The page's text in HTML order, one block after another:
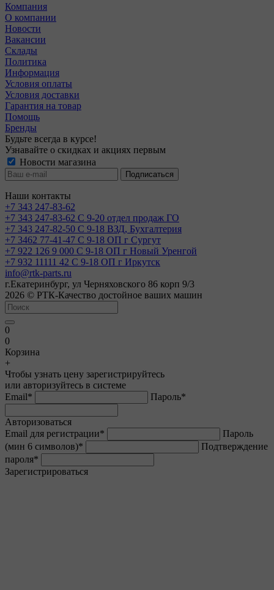
Компания
О компании
Новости
Вакансии
Склады
Политика
Информация
Условия оплаты
Условия доставки
Гарантия на товар
Помощь
Бренды
Будьте всегда в курсе!
Узнавайте о скидках и акциях первым
Новости магазина
Наши контакты
+7 343 247-83-62
+7 343 247-83-62 С 9-20 отдел продаж ГО
+7 343 247-82-50 С 9-18 ВЗД, Бухгалтерия
+7 3462 77-41-47 С 9-18 ОП г Сургут
+7 922 126 9 000 С 9-18 ОП г Новый Уренгой
+7 932 11111 42 С 9-18 ОП г Иркутск
info@rtk-parts.ru
г.Екатеринбург, ул Черняховского 86 корп 9/3
2026 © РТК-Качество достойное ваших машин
0
0
Корзина
+
Чтобы узнать цену зарегистрируйтесь
или авторизуйтесь в системе
Email* Пароль*
Авторизоваться
Email для регистрации*
Пароль
(мин 6 символов)*
Подтверждение
пароля*
Зарегистрироваться